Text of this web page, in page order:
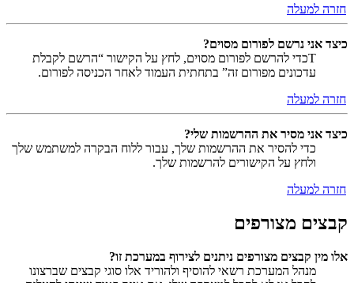
חזרה למעלה
כיצד אני נרשם לפורום מסוים?
Tכדי להרשם לפורום מסוים, לחץ על הקישור “הרשם לקבלת
עדכונים מפורום זה” בתחתית העמוד לאחר הכניסה לפורום.
חזרה למעלה
כיצד אני מסיר את ההרשמות שלי?
כדי להסיר את ההרשמות שלך, עבור ללוח הבקרה למשתמש שלך
ולחץ על הקישורים להרשמות שלך.
חזרה למעלה
קבצים מצורפים
אלו מין קבצים מצורפים ניתנים לצירוף במערכת זו?
מנהל המערכת רשאי להוסיף ולהוריד אלו סוגי קבצים שברצונו